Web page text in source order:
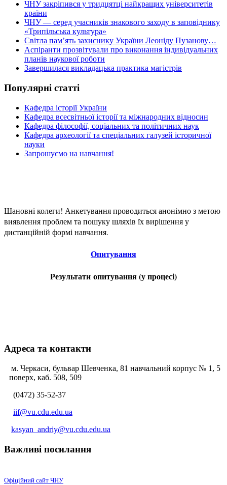
ЧНУ закріпився у тридцятці найкращих університетів
країни
ЧНУ — серед учасників знакового заходу в заповіднику
«Трипільська культура»
Світла пам’ять захиснику України Леоніду Пузанову…
Аспіранти прозвітували про виконання індивідуальних
планів наукової роботи
Завершилася викладацька практика магістрів
Популярні статті
Кафедра історії України
Кафедра всесвітньої історії та міжнародних відносин
Кафедра філософії, соціальних та політичних наук
Кафедра археології та спеціальних галузей історичної
науки
Запрошуємо на навчання!
Шановні колеги! Анкетування проводиться анонімно з метою
виявлення проблем та пошуку шляхів їх вирішення у
дистанційній формі навчання.
Опитування
Результати опитування (у процесі)
Адреса та контакти
м. Черкаси, бульвар Шевченка, 81 навчальний корпус № 1, 5
поверх, каб. 508, 509
(0472) 35-52-37
iif@vu.cdu.edu.ua
kasyan_andriy@vu.cdu.edu.ua
Важливі посилання
Офіційний сайт ЧНУ